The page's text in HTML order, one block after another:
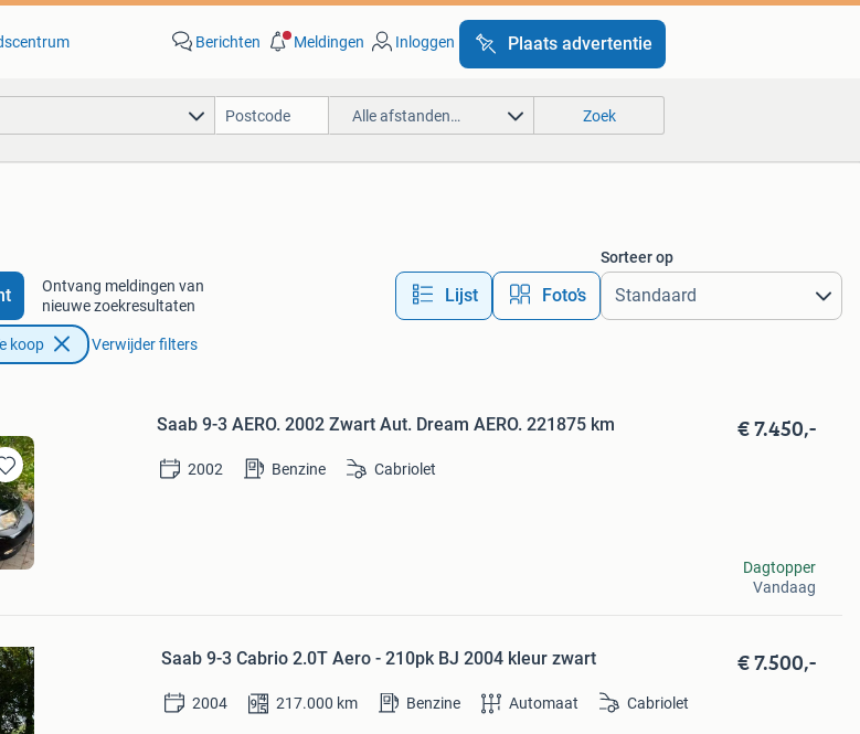
Berichten Meldingen Inloggen Plaats advertentie
Alle afstanden… Zoek
Ontvang meldingen van
nieuwe zoekresultaten
Lijst Foto’s
Sorteer op
koop Verwijder filters
Saab 9-3 AERO. 2002 Zwart Aut. Dream AERO. 221875 km € 7.450,-
2002 Benzine Cabriolet
Dagtopper
Vandaag
Saab 9-3 Cabrio 2.0T Aero - 210pk BJ 2004 kleur zwart € 7.500,-
2004 217.000 km Benzine Automaat Cabriolet